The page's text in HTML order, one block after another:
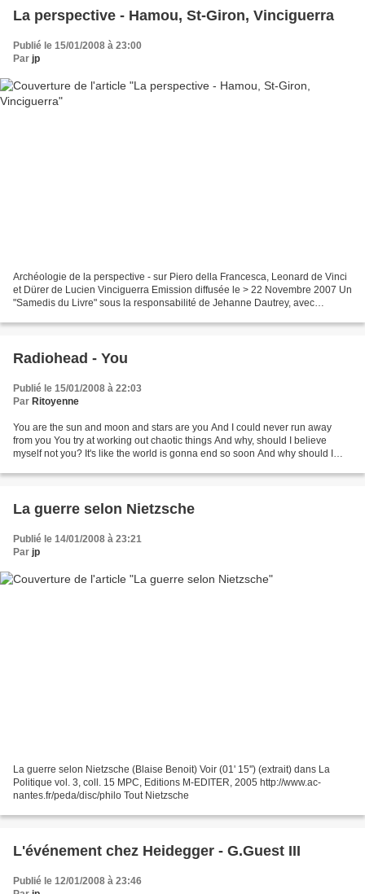
La perspective - Hamou, St-Giron, Vinciguerra
Publié le 15/01/2008 à 23:00
Par jp
Archéologie de la perspective - sur Piero della Francesca, Leonard de Vinci
et Dürer de Lucien Vinciguerra Emission diffusée le > 22 Novembre 2007 Un
"Samedis du Livre" sous la responsabilité de Jehanne Dautrey, avec
Radiohead - You
Publié le 15/01/2008 à 22:03
Par Ritoyenne
You are the sun and moon and stars are you And I could never run away
from you You try at working out chaotic things And why, should I believe
myself not you? It's like the world is gonna end so soon And why should I
La guerre selon Nietzsche
Publié le 14/01/2008 à 23:21
Par jp
La guerre selon Nietzsche (Blaise Benoit) Voir (01' 15'') (extrait) dans La
Politique vol. 3, coll. 15 MPC, Editions M-EDITER, 2005 http://www.ac-
nantes.fr/peda/disc/philo Tout Nietzsche
L'événement chez Heidegger - G.Guest III
Publié le 12/01/2008 à 23:46